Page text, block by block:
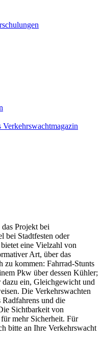
Projekt bei
bei Stadtfesten oder
eine Vielzahl von
Art, über das
zu kommen: Fahrrad-Stunts
Pkw über dessen Kühler;
dazu ein, Gleichgewicht und
Die Verkehrswachten
und die
Sichtbarkeit von
mehr Sicherheit. Für
bitte an Ihre Verkehrswacht